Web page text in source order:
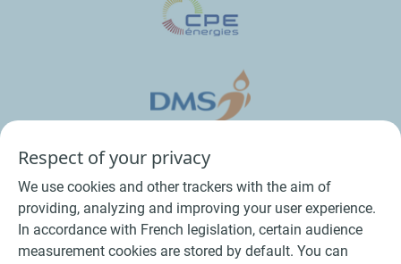
Respect of your privacy
We use cookies and other trackers with the aim of
providing, analyzing and improving your user experience.
In accordance with French legislation, certain audience
measurement cookies are stored by default. You can